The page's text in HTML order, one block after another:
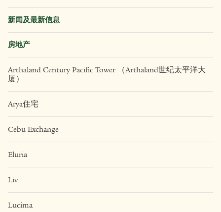
新闻及最新信息
房地产
Arthaland Century Pacific Tower （Arthaland世纪太平洋大
厦）
Arya住宅
Cebu Exchange
Eluria
Liv
Lucima